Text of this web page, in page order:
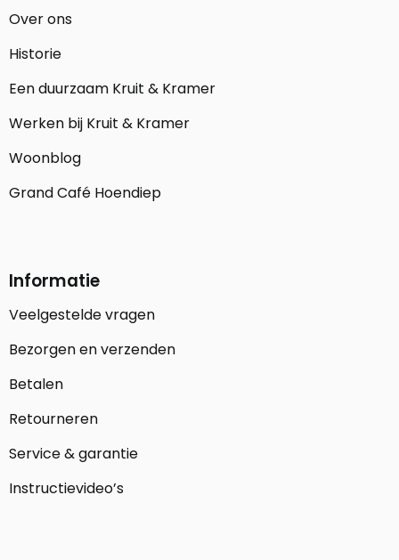
Over ons
Historie
Een duurzaam Kruit & Kramer
Werken bij Kruit & Kramer
Woonblog
Grand Café Hoendiep
Informatie
Veelgestelde vragen
Bezorgen en verzenden
Betalen
Retourneren
Service & garantie
Instructievideo’s